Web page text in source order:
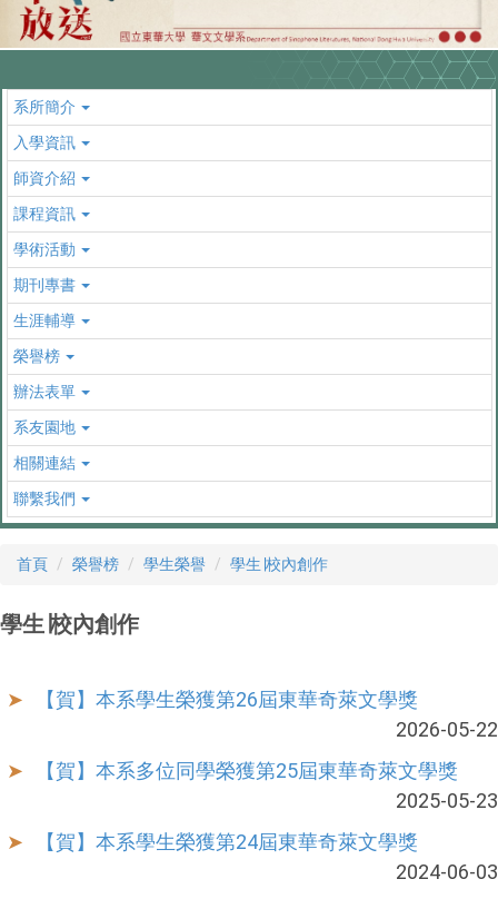
系所簡介
入學資訊
師資介紹
課程資訊
學術活動
期刊專書
生涯輔導
榮譽榜
辦法表單
系友園地
相關連結
聯繫我們
首頁 榮譽榜 學生榮譽 學生∣校內創作
學生∣校內創作
【賀】本系學生榮獲第26屆東華奇萊文學獎
2026-05-22
【賀】本系多位同學榮獲第25屆東華奇萊文學獎
2025-05-23
【賀】本系學生榮獲第24屆東華奇萊文學獎
2024-06-03